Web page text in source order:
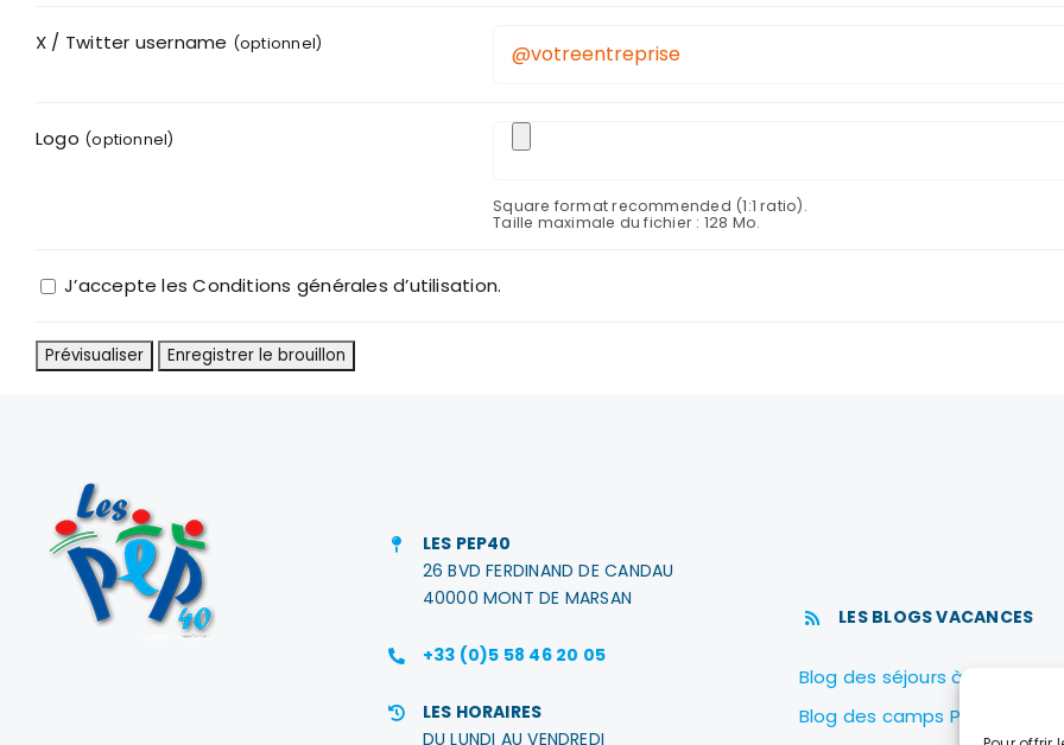
X / Twitter username (optionnel)
Logo (optionnel)
Square format recommended (1:1 ratio).
Taille maximale du fichier : 128 Mo.
J’accepte les Conditions générales d’utilisation.
LES PEP40
26 BVD FERDINAND DE CANDAU
40000 MONT DE MARSAN
+33 (0)5 58 46 20 05
LES HORAIRES
DU LUNDI AU VENDREDI
LES BLOGS VACANCES
Blog des séjours à Biscarrosse
Blog des camps PEP40